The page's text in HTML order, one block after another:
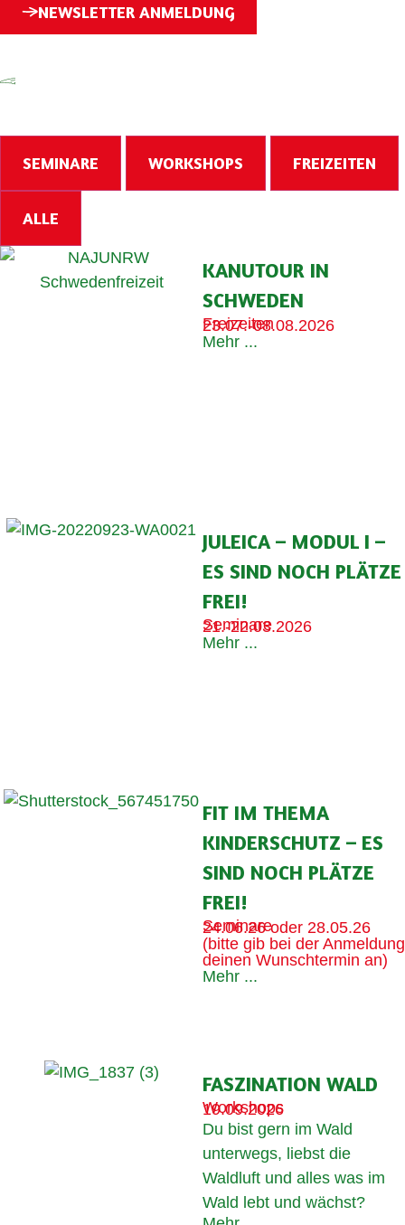
NEWSLETTER ANMELDUNG
SEMINARE WORKSHOPS FREIZEITEN
ALLE
KANUTOUR IN
SCHWEDEN
Freizeiten
23.07.-08.08.2026
Mehr ...
JULEICA – MODUL I –
ES SIND NOCH PLÄTZE
FREI!
Seminare
21.-22.03.2026
Mehr ...
FIT IM THEMA
KINDERSCHUTZ – ES
SIND NOCH PLÄTZE
FREI!
Seminare
24.06.26 oder 28.05.26
(bitte gib bei der Anmeldung
deinen Wunschtermin an)
Mehr ...
FASZINATION WALD
Workshops
19.09.2026
Du bist gern im Wald
unterwegs, liebst die
Waldluft und alles was im
Wald lebt und wächst?